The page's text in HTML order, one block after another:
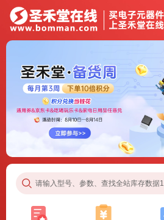
请输入型号、参数、查找全站库存数据1